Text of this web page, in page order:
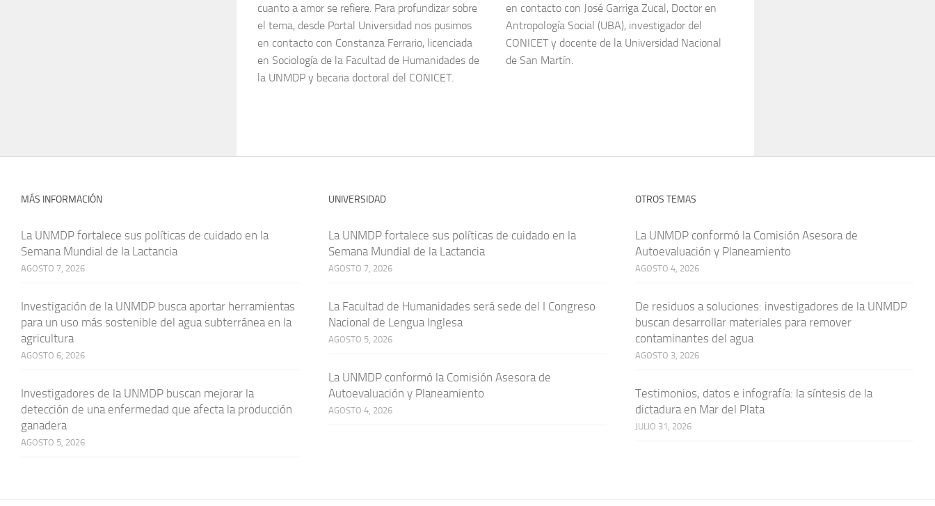
cuanto a amor se refiere. Para profundizar sobre
el tema, desde Portal Universidad nos pusimos
en contacto con Constanza Ferrario, licenciada
en Sociología de la Facultad de Humanidades de
la UNMDP y becaria doctoral del CONICET.
en contacto con José Garriga Zucal, Doctor en
Antropología Social (UBA), investigador del
CONICET y docente de la Universidad Nacional
de San Martín.
MÁS INFORMACIÓN
La UNMDP fortalece sus políticas de cuidado en la
Semana Mundial de la Lactancia
AGOSTO 7, 2026
Investigación de la UNMDP busca aportar herramientas
para un uso más sostenible del agua subterránea en la
agricultura
AGOSTO 6, 2026
Investigadores de la UNMDP buscan mejorar la
detección de una enfermedad que afecta la producción
ganadera
AGOSTO 5, 2026
UNIVERSIDAD
La UNMDP fortalece sus políticas de cuidado en la
Semana Mundial de la Lactancia
AGOSTO 7, 2026
La Facultad de Humanidades será sede del I Congreso
Nacional de Lengua Inglesa
AGOSTO 5, 2026
La UNMDP conformó la Comisión Asesora de
Autoevaluación y Planeamiento
AGOSTO 4, 2026
OTROS TEMAS
La UNMDP conformó la Comisión Asesora de
Autoevaluación y Planeamiento
AGOSTO 4, 2026
De residuos a soluciones: investigadores de la UNMDP
buscan desarrollar materiales para remover
contaminantes del agua
AGOSTO 3, 2026
Testimonios, datos e infografía: la síntesis de la
dictadura en Mar del Plata
JULIO 31, 2026